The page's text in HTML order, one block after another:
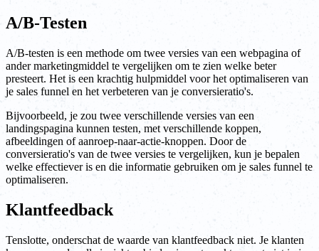
A/B-Testen
A/B-testen is een methode om twee versies van een webpagina of
ander marketingmiddel te vergelijken om te zien welke beter
presteert. Het is een krachtig hulpmiddel voor het optimaliseren van
je sales funnel en het verbeteren van je conversieratio's.
Bijvoorbeeld, je zou twee verschillende versies van een
landingspagina kunnen testen, met verschillende koppen,
afbeeldingen of aanroep-naar-actie-knoppen. Door de
conversieratio's van de twee versies te vergelijken, kun je bepalen
welke effectiever is en die informatie gebruiken om je sales funnel te
optimaliseren.
Klantfeedback
Tenslotte, onderschat de waarde van klantfeedback niet. Je klanten